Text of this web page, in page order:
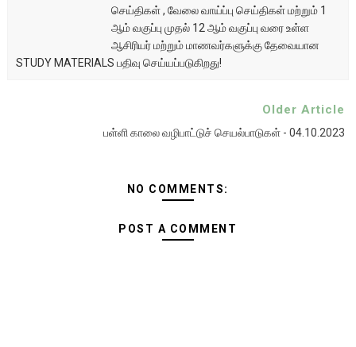
செய்திகள் , வேலை வாய்ப்பு செய்திகள் மற்றும் 1
ஆம் வகுப்பு முதல் 12 ஆம் வகுப்பு வரை உள்ள
ஆசிரியர் மற்றும் மாணவர்களுக்கு தேவையான
STUDY MATERIALS பதிவு செய்யப்படுகிறது!
Older Article
பள்ளி காலை வழிபாட்டுச் செயல்பாடுகள் - 04.10.2023
NO COMMENTS:
POST A COMMENT